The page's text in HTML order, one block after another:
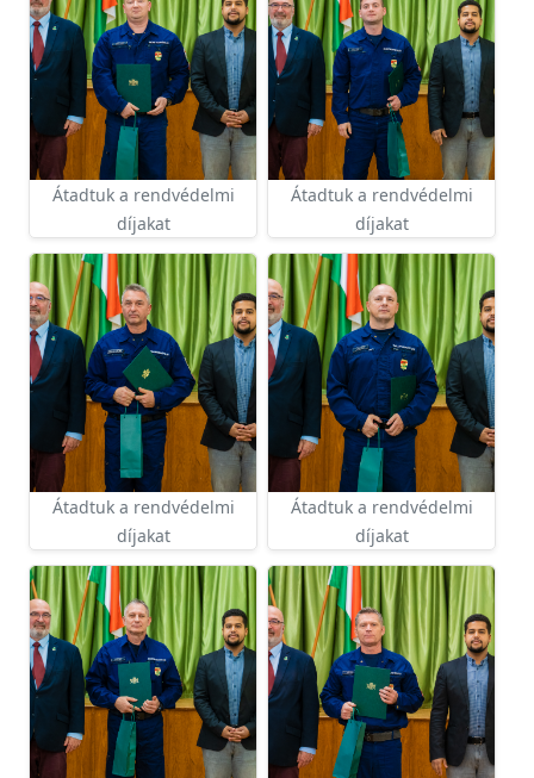
Átadtuk a rendvédelmi
díjakat
Átadtuk a rendvédelmi
díjakat
Átadtuk a rendvédelmi
díjakat
Átadtuk a rendvédelmi
díjakat